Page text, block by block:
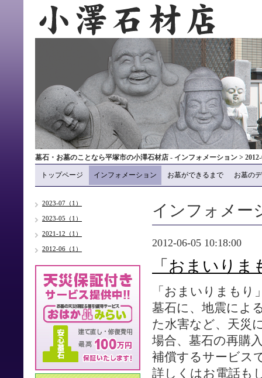
墓石・お墓のことなら平塚市の小澤石材店 - インフォメーション > 2012-
トップページ インフォメーション お墓ができるまで お墓の
インフォメー
2012-06-05 10:18:00
「おまいり
「おまいりまもり
墓石に、地震によ
た水害など、天災
場合、墓石の再購
補償するサービス
詳しくはお電話も
2023-07（1）
2023-05（1）
2021-12（1）
2012-06（1）